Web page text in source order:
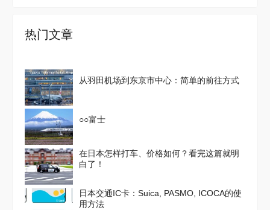
热门文章
从羽田机场到东京市中心：简单的前往方式
○○富士
在日本怎样打车、价格如何？看完这篇就明
白了！
日本交通IC卡：Suica, PASMO, ICOCA的使
用方法